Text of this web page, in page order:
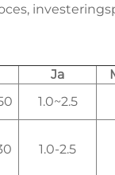
Ja
1.0~2.5
1.0-2.5